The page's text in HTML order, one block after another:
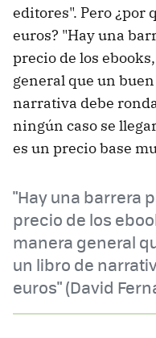
editores". Pero ¿por
euros? "Hay una
precio de los
general que un
narrativa debe
ningún caso se
es un precio base
"Hay una barrera
precio de los
manera general
un libro de
euros" (David